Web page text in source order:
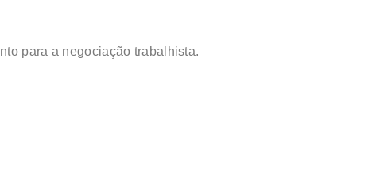
para a negociação trabalhista.